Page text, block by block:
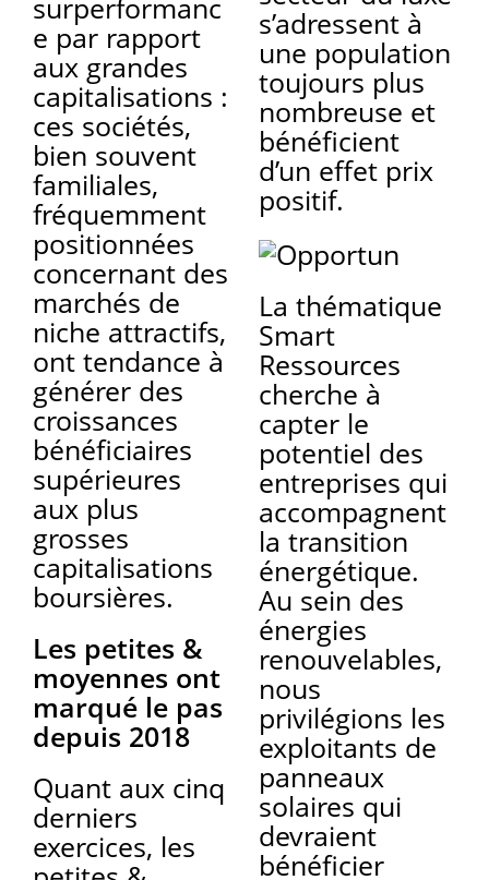
e par rapport
aux grandes
capitalisations :
ces sociétés,
bien souvent
familiales,
fréquemment
positionnées
concernant des
marchés de
niche attractifs,
ont tendance à
générer des
croissances
bénéficiaires
supérieures
aux plus
grosses
capitalisations
boursières.
Les petites &
moyennes ont
marqué le pas
depuis 2018
Quant aux cinq
derniers
exercices, les
s’adressent à
une population
toujours plus
nombreuse et
bénéficient
d’un effet prix
positif.
La thématique
Smart
Ressources
cherche à
capter le
potentiel des
entreprises qui
accompagnent
la transition
énergétique.
Au sein des
énergies
renouvelables,
nous
privilégions les
exploitants de
panneaux
solaires qui
devraient
bénéficier